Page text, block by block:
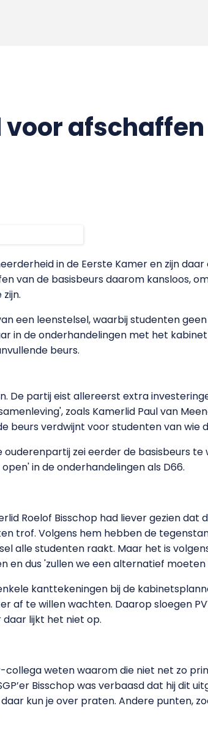
afschaffen
in de Eerste Kamer en zijn
van de basisbeurs daarom kansloos,
een leenstelsel, waarbij studenten
in de onderhandelingen met het kabinet
beurs.
De partij eist allereerst extra
zoals Kamerlid Paul van
verdwijnt voor studenten van wie
zei eerder de basisbeurs
in de onderhandelingen als D66.
Roelof Bisschop had liever gezien
trof. Volgens hem hebben de
alle studenten raakt. Maar het is
en dus 'zullen we een alternatief
kanttekeningen bij de
af te willen wachten. Daarop sloegen
lijkt het niet op.
collega weten waarom die niet net zo
Bisschop was verbaasd dat hij dit
kun je over praten. Andere punten,